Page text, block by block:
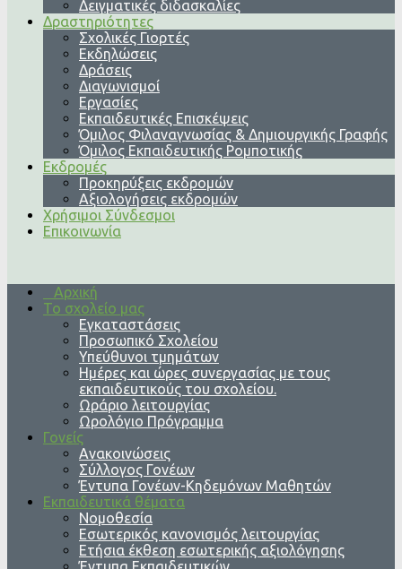
Δειγματικές διδασκαλίες
Δραστηριότητες
Σχολικές Γιορτές
Εκδηλώσεις
Δράσεις
Διαγωνισμοί
Εργασίες
Εκπαιδευτικές Επισκέψεις
Όμιλος Φιλαναγνωσίας & Δημιουργικής Γραφής
Όμιλος Εκπαιδευτικής Ρομποτικής
Εκδρομές
Προκηρύξεις εκδρομών
Αξιολογήσεις εκδρομών
Χρήσιμοι Σύνδεσμοι
Επικοινωνία
Αρχική
Το σχολείο μας
Εγκαταστάσεις
Προσωπικό Σχολείου
Υπεύθυνοι τμημάτων
Ημέρες και ώρες συνεργασίας με τους
εκπαιδευτικούς του σχολείου.
Ωράριο λειτουργίας
Ωρολόγιο Πρόγραμμα
Γονείς
Ανακοινώσεις
Σύλλογος Γονέων
Έντυπα Γονέων-Κηδεμόνων Μαθητών
Εκπαιδευτικά θέματα
Νομοθεσία
Εσωτερικός κανονισμός λειτουργίας
Ετήσια έκθεση εσωτερικής αξιολόγησης